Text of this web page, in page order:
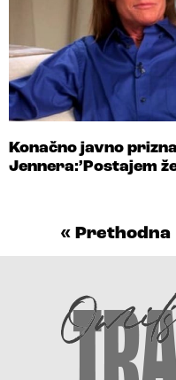
Konačno javno
Jennera:’Postajem
« Prethodna